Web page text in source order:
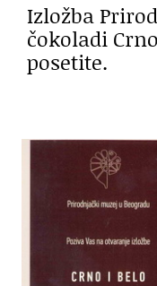
Izložba
čokoladi
posetite.